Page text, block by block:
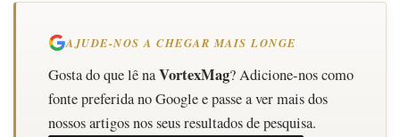
AJUDE-NOS A CHEGAR MAIS LONGE
Gosta do que lê naVortexMag? Adicione-nos como
fonte preferida no Google e passe a ver mais dos
nossos artigos nos seus resultados de pesquisa.